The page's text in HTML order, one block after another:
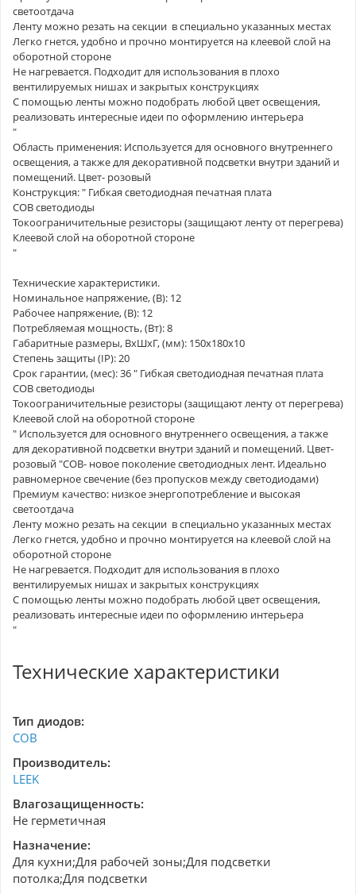
светоотдача
Ленту можно резать на секции в специально указанных местах
Легко гнется, удобно и прочно монтируется на клеевой слой на
оборотной стороне
Не нагревается. Подходит для использования в плохо
вентилируемых нишах и закрытых конструкциях
С помощью ленты можно подобрать любой цвет освещения,
реализовать интересные идеи по оформлению интерьера
"
Область применения: Используется для основного внутреннего
освещения, а также для декоративной подсветки внутри зданий и
помещений. Цвет- розовый
Конструкция: " Гибкая светодиодная печатная плата
СOB светодиоды
Токоограничительные резисторы (защищают ленту от перегрева)
Клеевой слой на оборотной стороне
"
Технические характеристики.
Номинальное напряжение, (В): 12
Рабочее напряжение, (В): 12
Потребляемая мощность, (Вт): 8
Габаритные размеры, ВхШхГ, (мм): 150х180х10
Степень защиты (IP): 20
Срок гарантии, (мес): 36 " Гибкая светодиодная печатная плата
СOB светодиоды
Токоограничительные резисторы (защищают ленту от перегрева)
Клеевой слой на оборотной стороне
" Используется для основного внутреннего освещения, а также
для декоративной подсветки внутри зданий и помещений. Цвет-
розовый "COB- новое поколение светодиодных лент. Идеально
равномерное свечение (без пропусков между светодиодами)
Премиум качество: низкое энергопотребление и высокая
светоотдача
Ленту можно резать на секции в специально указанных местах
Легко гнется, удобно и прочно монтируется на клеевой слой на
оборотной стороне
Не нагревается. Подходит для использования в плохо
вентилируемых нишах и закрытых конструкциях
С помощью ленты можно подобрать любой цвет освещения,
реализовать интересные идеи по оформлению интерьера
"
Технические характеристики
Тип диодов:
COB
Производитель:
LEEK
Влагозащищенность:
Не герметичная
Назначение:
Для кухни;Для рабочей зоны;Для подсветки
потолка;Для подсветки